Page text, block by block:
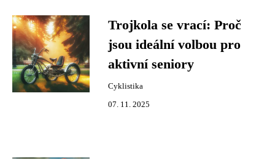
Trojkola se vrací: Proč
jsou ideální volbou pro
aktivní seniory
Cyklistika
07. 11. 2025